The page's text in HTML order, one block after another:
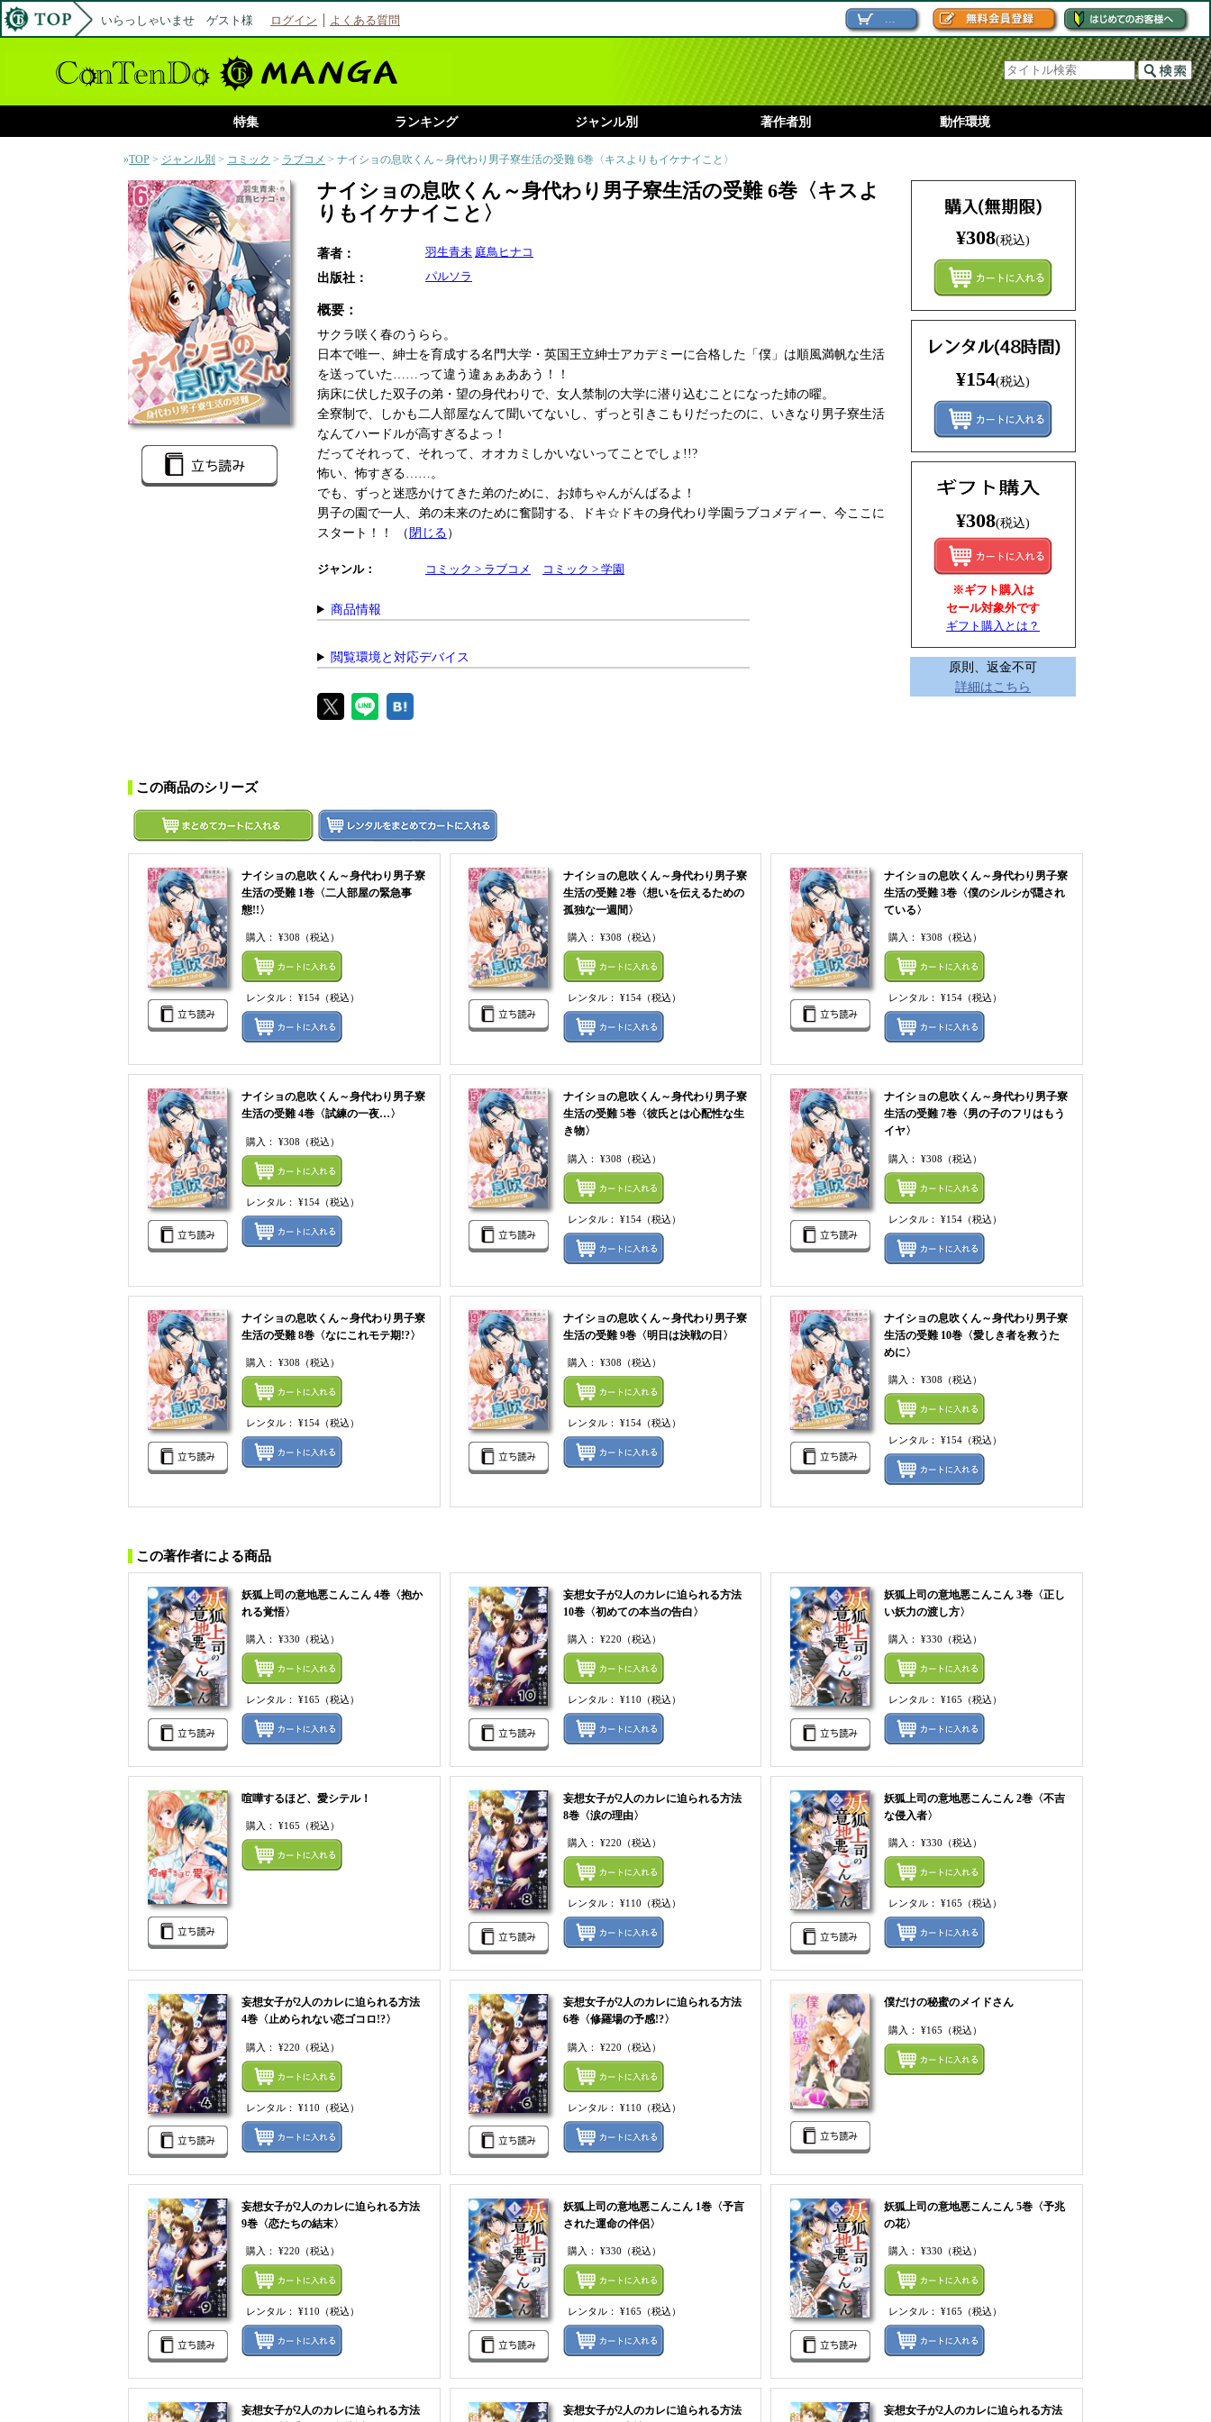
いらっしゃいませ ゲスト様 ログイン よくある質問
特集 ランキング ジャンル別 著作者別 動作環境
»TOP > ジャンル別 > コミック > ラブコメ > ナイショの息吹くん～身代わり男子寮生活の受難 6巻〈キスよりもイケナイこと〉
ナイショの息吹くん～身代わり男子寮生活の受難 6巻〈キスよ
りもイケナイこと〉
著者： 羽生青未 庭鳥ヒナコ
出版社： パルソラ
概要：
サクラ咲く春のうらら。
日本で唯一、紳士を育成する名門大学・英国王立紳士アカデミーに合格した「僕」は順風満帆な生活
を送っていた……って違う違ぁぁああう！！
病床に伏した双子の弟・望の身代わりで、女人禁制の大学に潜り込むことになった姉の曜。
全寮制で、しかも二人部屋なんて聞いてないし、ずっと引きこもりだったのに、いきなり男子寮生活
なんてハードルが高すぎるよっ！
だってそれって、それって、オオカミしかいないってことでしょ!!?
怖い、怖すぎる……。
でも、ずっと迷惑かけてきた弟のために、お姉ちゃんがんばるよ！
男子の園で一人、弟の未来のために奮闘する、ドキ☆ドキの身代わり学園ラブコメディー、今ここに
スタート！！
（閉じる）
ジャンル： コミック > ラブコメ コミック > 学園
商品情報
閲覧環境と対応デバイス
¥308(税込)
¥154(税込)
¥308(税込)
※ギフト購入は
セール対象外です
ギフト購入とは？
原則、返金不可
詳細はこちら
この商品のシリーズ
まとめてカートにいれる
ナイショの息吹くん～身代わり男子寮
生活の受難 1巻〈二人部屋の緊急事
態!!〉
購入： ¥308 （税込）
まとめてカートにいれる
レンタル： ¥154 （税込）
レンタルをまとめてカートに入れる
ナイショの息吹くん～身代わり男子寮
生活の受難 2巻〈想いを伝えるための
孤独な一週間〉
購入： ¥308 （税込）
まとめてカートにいれる
レンタル： ¥154（税込）
レンタルをまとめてカートに入れる
ナイショの息吹くん～身代わり男子寮
生活の受難 3巻〈僕のシルシが隠され
ている〉
購入：¥308 （税込）
レンタル：¥154 （税込）
ナイショの息吹くん～身代わり男子寮
生活の受難 4巻〈試練の一夜…〉
購入： ¥308 （税込）
まとめてカートにいれる
レンタル： ¥154 （税込）
レンタルをまとめてカートに入れる
ナイショの息吹くん～身代わり男子寮
生活の受難 5巻〈彼氏とは心配性な生
き物〉
購入： ¥308 （税込）
まとめてカートにいれる
レンタル： ¥154（税込）
レンタルをまとめてカートに入れる
ナイショの息吹くん～身代わり男子寮
生活の受難 7巻〈男の子のフリはもう
イヤ〉
購入：¥308 （税込）
レンタル：¥154 （税込）
ナイショの息吹くん～身代わり男子寮
生活の受難 8巻〈なにこれモテ期!?〉
購入： ¥308 （税込）
まとめてカートにいれる
レンタル： ¥154 （税込）
レンタルをまとめてカートに入れる
ナイショの息吹くん～身代わり男子寮
生活の受難 9巻〈明日は決戦の日〉
購入： ¥308 （税込）
まとめてカートにいれる
レンタル： ¥154（税込）
レンタルをまとめてカートに入れる
ナイショの息吹くん～身代わり男子寮
生活の受難 10巻〈愛しき者を救うた
めに〉
購入：¥308 （税込）
レンタル：¥154 （税込）
この著作者による商品
妖狐上司の意地悪こんこん 4巻〈抱か
れる覚悟〉
購入： ¥330 （税込）
まとめてカートにいれる
レンタル： ¥165 （税込）
レンタルをまとめてカートに入れる
妄想女子が2人のカレに迫られる方法
10巻〈初めての本当の告白〉
購入： ¥220 （税込）
まとめてカートにいれる
レンタル： ¥110 （税込）
レンタルをまとめてカートに入れる
妖狐上司の意地悪こんこん 3巻〈正し
い妖力の渡し方〉
購入：¥330 （税込）
レンタル：¥165 （税込）
喧嘩するほど、愛シテル！
購入： ¥165 （税込）
まとめてカートにいれる
妄想女子が2人のカレに迫られる方法
8巻〈涙の理由〉
購入： ¥220 （税込）
まとめてカートにいれる
レンタル： ¥110 （税込）
レンタルをまとめてカートに入れる
妖狐上司の意地悪こんこん 2巻〈不吉
な侵入者〉
購入：¥330 （税込）
レンタル：¥165 （税込）
妄想女子が2人のカレに迫られる方法
4巻〈止められない恋ゴコロ!?〉
購入： ¥220 （税込）
まとめてカートにいれる
レンタル： ¥110 （税込）
レンタルをまとめてカートに入れる
妄想女子が2人のカレに迫られる方法
6巻〈修羅場の予感!?〉
購入： ¥220 （税込）
まとめてカートにいれる
レンタル： ¥110 （税込）
レンタルをまとめてカートに入れる
僕だけの秘蜜のメイドさん
購入：¥165 （税込）
妄想女子が2人のカレに迫られる方法
9巻〈恋たちの結末〉
購入： ¥220 （税込）
まとめてカートにいれる
レンタル： ¥110 （税込）
レンタルをまとめてカートに入れる
妖狐上司の意地悪こんこん 1巻〈予言
された運命の伴侶〉
購入： ¥330 （税込）
まとめてカートにいれる
レンタル： ¥165 （税込）
レンタルをまとめてカートに入れる
妖狐上司の意地悪こんこん 5巻〈予兆
の花〉
購入：¥330 （税込）
レンタル：¥165 （税込）
妄想女子が2人のカレに迫られる方法
妄想女子が2人のカレに迫られる方法
妄想女子が2人のカレに迫られる方法